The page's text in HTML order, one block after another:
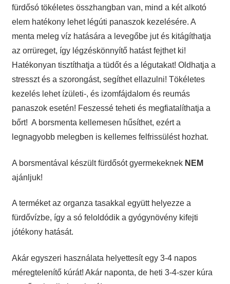
fürdősó tökéletes összhangban van, mind a két alkotó
elem hatékony lehet légúti panaszok kezelésére. A
menta meleg víz hatására a levegőbe jut és kitágíthatja
az orrüreget, így légzéskönnyítő hatást fejthet ki!
Hatékonyan tisztíthatja a tüdőt és a légutakat! Oldhatja a
stresszt és a szorongást, segíthet ellazulni! Tökéletes
kezelés lehet ízületi-, és izomfájdalom és reumás
panaszok esetén! Feszessé teheti és megfiatalíthatja a
bőrt! A borsmenta kellemesen hűsíthet, ezért a
legnagyobb melegben is kellemes felfrissülést hozhat.
A borsmentával készült fürdősót gyermekeknek NEM
ajánljuk!
A terméket az organza tasakkal együtt helyezze a
fürdővízbe, így a só feloldódik a gyógynövény kifejti
jótékony hatását.
Akár egyszeri használata helyettesít egy 3-4 napos
méregtelenítő kúrát! Akár naponta, de heti 3-4-szer kúra